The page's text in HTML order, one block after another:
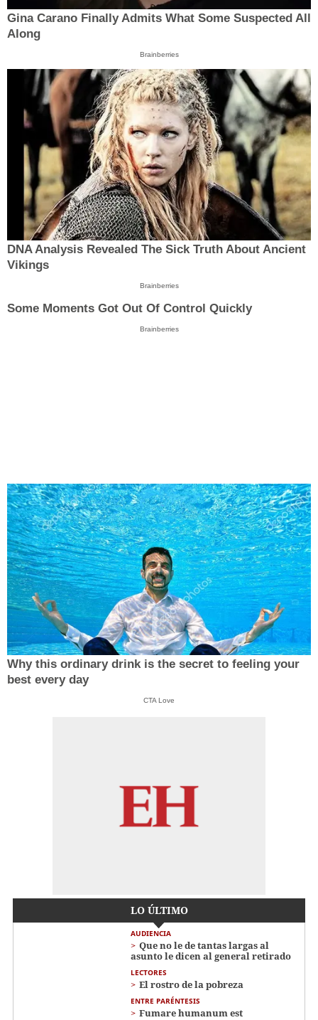
Gina Carano Finally Admits What Some Suspected All
Along
Brainberries
DNA Analysis Revealed The Sick Truth About Ancient
Vikings
Brainberries
Some Moments Got Out Of Control Quickly
Brainberries
Why this ordinary drink is the secret to feeling your
best every day
CTA Love
LO ÚLTIMO
AUDIENCIA
Que no le de tantas largas al
asunto le dicen al general retirado
LECTORES
El rostro de la pobreza
ENTRE PARÉNTESIS
Fumare humanum est